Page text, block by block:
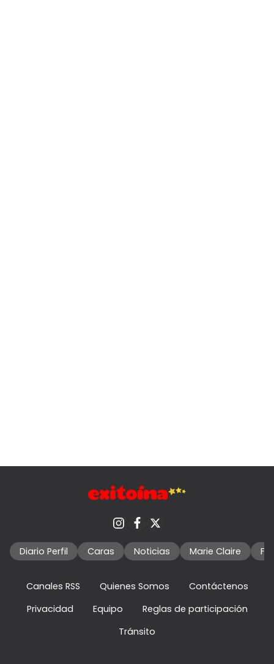
Diario Perfil Caras Noticias Marie Claire
Canales RSS Quienes Somos
Contáctenos
Privacidad
Equipo
Reglas de participación
Tránsito